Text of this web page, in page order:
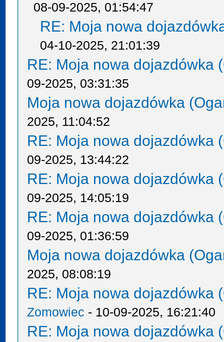
08-09-2025, 01:54:47
RE: Moja nowa
04-10-2025, 21:01:39
RE: Moja nowa dojazdówka
09-2025, 03:31:35
Moja nowa dojazdówka
2025, 11:04:52
RE: Moja nowa dojazdówka
09-2025, 13:44:22
RE: Moja nowa dojazdówka
09-2025, 14:05:19
RE: Moja nowa dojazdówka
09-2025, 01:36:59
Moja nowa dojazdówka
2025, 08:08:19
RE: Moja nowa dojazdówka
Zomowiec - 10-09-2025, 16:21:40
RE: Moja nowa dojazdówka